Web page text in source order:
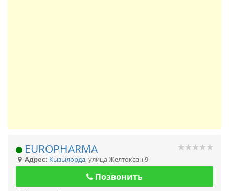
EUROPHARMA
Адрес: Кызылорда,улица Желтоксан 9
Позвонить